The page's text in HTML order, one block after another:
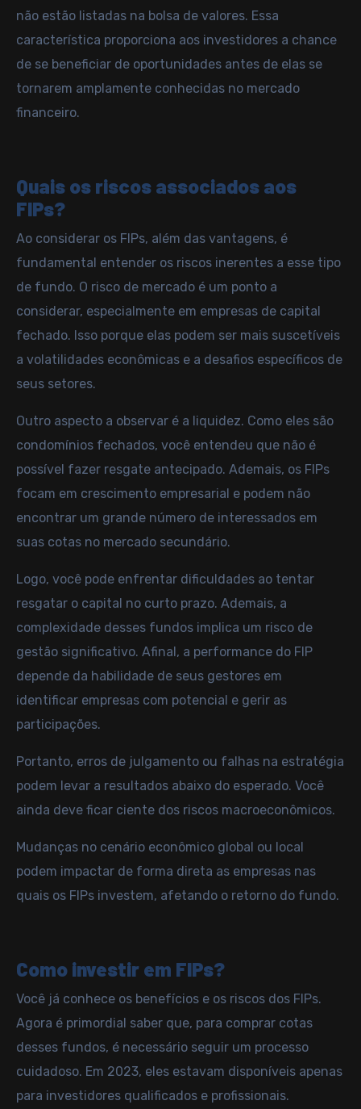
não estão listadas na bolsa de valores. Essa
característica proporciona aos investidores a chance
de se beneficiar de oportunidades antes de elas se
tornarem amplamente conhecidas no mercado
financeiro.
Quais os riscos associados aos
FIPs?
Ao considerar os FIPs, além das vantagens, é
fundamental entender os riscos inerentes a esse tipo
de fundo. O risco de mercado é um ponto a
considerar, especialmente em empresas de capital
fechado. Isso porque elas podem ser mais suscetíveis
a volatilidades econômicas e a desafios específicos de
seus setores.
Outro aspecto a observar é a liquidez. Como eles são
condomínios fechados, você entendeu que não é
possível fazer resgate antecipado. Ademais, os FIPs
focam em crescimento empresarial e podem não
encontrar um grande número de interessados em
suas cotas no mercado secundário.
Logo, você pode enfrentar dificuldades ao tentar
resgatar o capital no curto prazo. Ademais, a
complexidade desses fundos implica um risco de
gestão significativo. Afinal, a performance do FIP
depende da habilidade de seus gestores em
identificar empresas com potencial e gerir as
participações.
Portanto, erros de julgamento ou falhas na estratégia
podem levar a resultados abaixo do esperado. Você
ainda deve ficar ciente dos riscos macroeconômicos.
Mudanças no cenário econômico global ou local
podem impactar de forma direta as empresas nas
quais os FIPs investem, afetando o retorno do fundo.
Como investir em FIPs?
Você já conhece os benefícios e os riscos dos FIPs.
Agora é primordial saber que, para comprar cotas
desses fundos, é necessário seguir um processo
cuidadoso. Em 2023, eles estavam disponíveis apenas
para investidores qualificados e profissionais.